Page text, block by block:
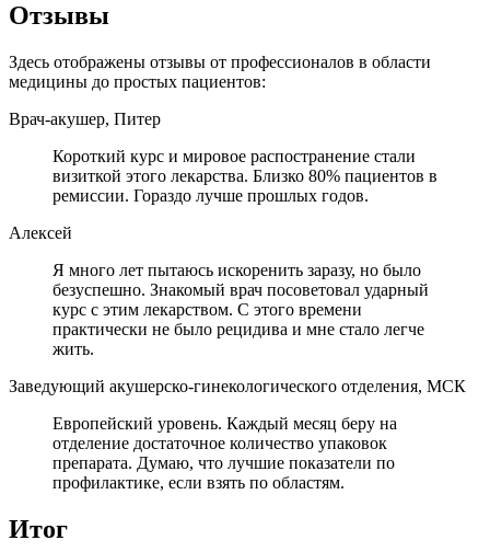
Отзывы
Здесь отображены отзывы от профессионалов в области
медицины до простых пациентов:
Врач-акушер, Питер
Короткий курс и мировое распостранение стали
визиткой этого лекарства. Близко 80% пациентов в
ремиссии. Гораздо лучше прошлых годов.
Алексей
Я много лет пытаюсь искоренить заразу, но было
безуспешно. Знакомый врач посоветовал ударный
курс с этим лекарством. С этого времени
практически не было рецидива и мне стало легче
жить.
Заведующий акушерско-гинекологического отделения, МСК
Европейский уровень. Каждый месяц беру на
отделение достаточное количество упаковок
препарата. Думаю, что лучшие показатели по
профилактике, если взять по областям.
Итог